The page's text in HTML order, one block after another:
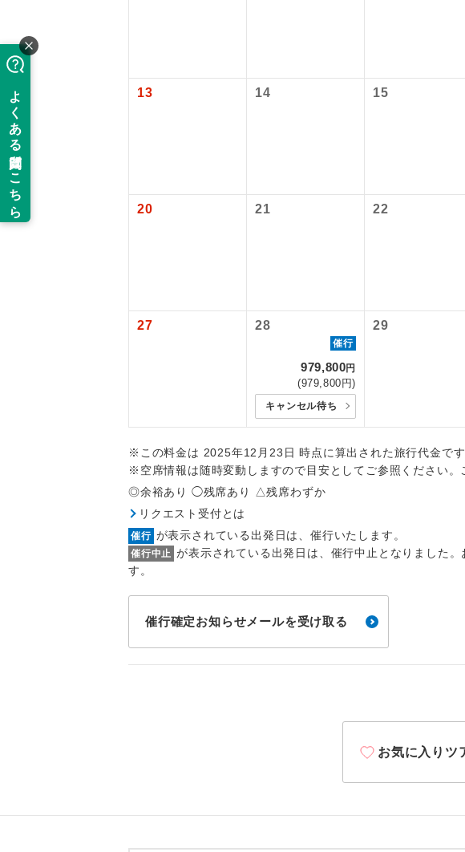
13 14 15
20 21 22
27 28
催行
979,800円
(979,800円)
キャンセル待ち
29
※この料金は 2025年12月23日 時点に算出された旅行代金です
※空席情報は随時変動しますので目安としてご参照ください
◎余裕あり ◯残席あり △残席わずか
リクエスト受付とは
催行 が表示されている出発日は、催行いたします。
催行中止 が表示されている出発日は、催行中止となりました
す。
催行確定お知らせメールを受け取る
お気に入りツ
【日本国内空港施設使用料】
大人（12歳以上）320円、子供
このツアーは以下の出発地から
道などを利用しご参加いただ
ス
大浴場 ご
お部屋食
トラベルイヤホン
が
2名様催行
航空会社指定
利